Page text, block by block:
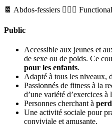
🍫 Abdos-fessiers 🏋🏼‍♂️
Public
Accessible aux jeunes et
de sexe ou de poids. Ce
pour les enfants.
Adapté à tous les niveaux,
Passionnés de fitness à la
d’une variété d’exercices à
Personnes cherchant à
Une activité sociale pour
conviviale et amusante.